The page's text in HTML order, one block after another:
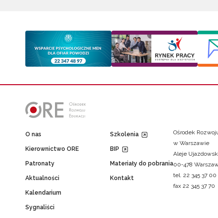
O nas
Kierownictwo ORE
Patronaty
Aktualności
Kalendarium
Sygnaliści
Szkolenia
BIP
Materiały do pobrania
Kontakt
Ośrodek
w Warszawie
Aleje
00-478
tel. 22 345 37 00
fax 22 345 37 70